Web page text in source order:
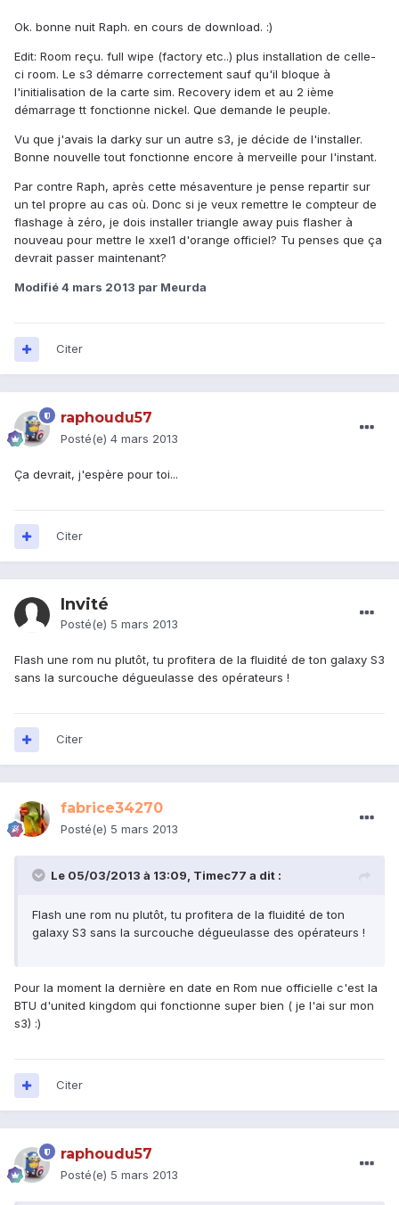
Ok. bonne nuit Raph. en cours de download. :)
Edit: Room reçu. full wipe (factory etc..) plus installation de celle-
ci room. Le s3 démarre correctement sauf qu'il bloque à
l'initialisation de la carte sim. Recovery idem et au 2 ième
démarrage tt fonctionne nickel. Que demande le peuple.
Vu que j'avais la darky sur un autre s3, je décide de l'installer.
Bonne nouvelle tout fonctionne encore à merveille pour l'instant.
Par contre Raph, après cette mésaventure je pense repartir sur
un tel propre au cas où. Donc si je veux remettre le compteur de
flashage à zéro, je dois installer triangle away puis flasher à
nouveau pour mettre le xxel1 d'orange officiel? Tu penses que ça
devrait passer maintenant?
Modifié4 mars 2013 par Meurda
Citer
raphoudu57
Posté(e) 4 mars 2013
Ça devrait, j'espère pour toi...
Citer
Invité
Posté(e) 5 mars 2013
Flash une rom nu plutôt, tu profitera de la fluidité de ton galaxy S3
sans la surcouche dégueulasse des opérateurs !
Citer
fabrice34270
Posté(e) 5 mars 2013
Le 05/03/2013 à 13:09, Timec77 a dit :
Flash une rom nu plutôt, tu profitera de la fluidité de ton
galaxy S3 sans la surcouche dégueulasse des opérateurs !
Pour la moment la dernière en date en Rom nue officielle c'est la
BTU d'united kingdom qui fonctionne super bien ( je l'ai sur mon
s3) :)
Citer
raphoudu57
Posté(e) 5 mars 2013